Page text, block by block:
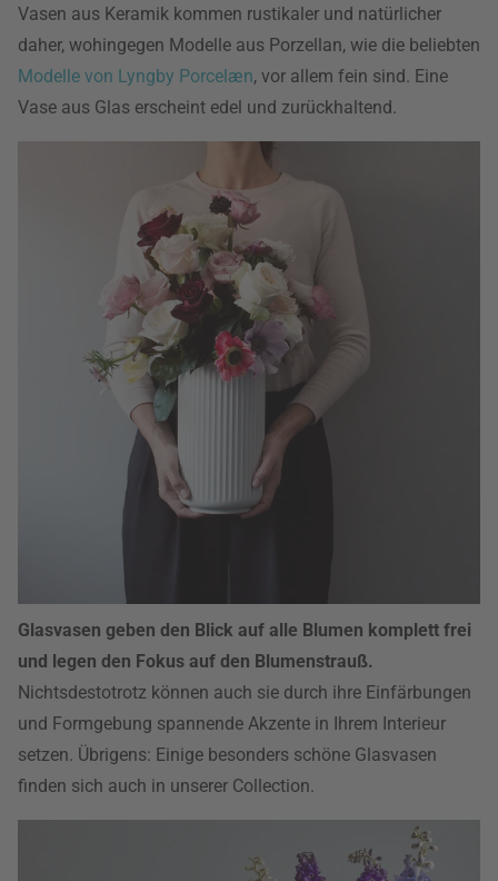
Vasen aus Keramik kommen rustikaler und natürlicher
daher, wohingegen Modelle aus Porzellan, wie die beliebten
Modelle von Lyngby Porcelæn, vor allem fein sind. Eine
Vase aus Glas erscheint edel und zurückhaltend.
Glasvasen geben den Blick auf alle Blumen komplett frei
und legen den Fokus auf den Blumenstrauß.
Nichtsdestotrotz können auch sie durch ihre Einfärbungen
und Formgebung spannende Akzente in Ihrem Interieur
setzen. Übrigens: Einige besonders schöne Glasvasen
finden sich auch in unserer Collection.